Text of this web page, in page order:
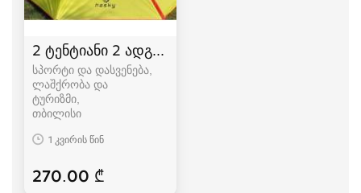
2 ტენტიანი 2 ადგილიანი HASKY karavi კარვები
სპორტი და დასვენება,
ლაშქრობა და
ტურიზმი
თბილისი
1 კვირის წინ
270.00 ₾